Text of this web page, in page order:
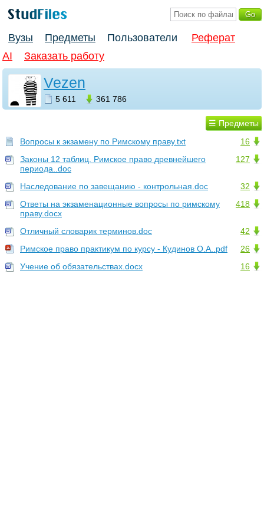
Вузы Предметы Пользователи
Реферат
AI
Заказать работу
Vezen
5 611 361 786
☰ Предметы
16
Вопросы к экзамену по Римскому праву.txt
127
Законы 12 таблиц. Римское право древнейшего
периода..doc
32
Наследование по завещанию - контрольная.doc
418
Ответы на экзаменационные вопросы по римскому
праву.docx
42
Отличный словарик терминов.doc
26
Римское право практикум по курсу - Кудинов О.А..pdf
16
Учение об обязательствах.docx